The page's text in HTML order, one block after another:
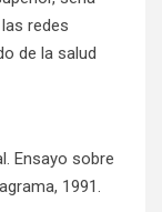
redes
de la salud
Ensayo sobre
1991.